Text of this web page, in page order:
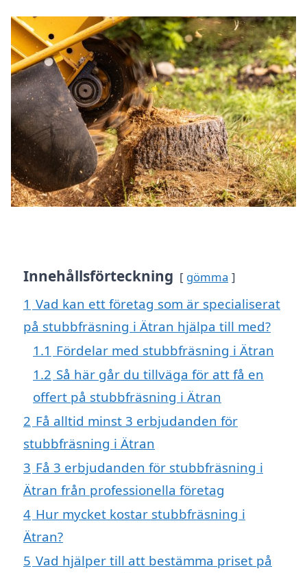
Innehållsförteckning gömma
1 Vad kan ett företag som är specialiserat
på stubbfräsning i Ätran hjälpa till med?
1.1 Fördelar med stubbfräsning i Ätran
1.2 Så här går du tillväga för att få en
offert på stubbfräsning i Ätran
2 Få alltid minst 3 erbjudanden för
stubbfräsning i Ätran
3 Få 3 erbjudanden för stubbfräsning i
Ätran från professionella företag
4 Hur mycket kostar stubbfräsning i
Ätran?
5 Vad hjälper till att bestämma priset på